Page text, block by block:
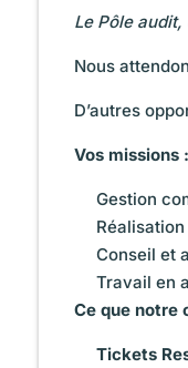
Le Pôle audit,
Nous
D’autres
Vos missions :
Gestion
Conseil et
Travail en
Ce que notre
Tickets